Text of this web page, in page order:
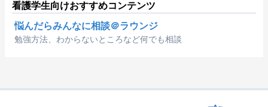
看護学生向けおすすめコンテンツ
悩んだらみんなに相談＠ラウンジ
勉強方法、わからないところなど何でも相談